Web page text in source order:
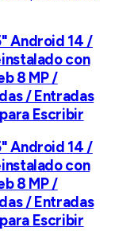
Android 14 /
con
8 MP /
/ Entradas
Escribir
Android 14 /
con
8 MP /
/ Entradas
Escribir